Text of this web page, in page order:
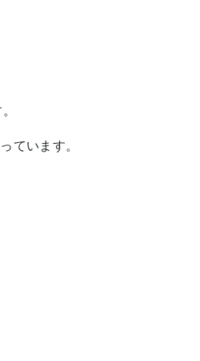
ています。